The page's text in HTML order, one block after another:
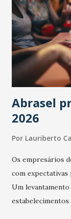
Abrasel
2026
Por Lauriberto
Os empresários
com
Um